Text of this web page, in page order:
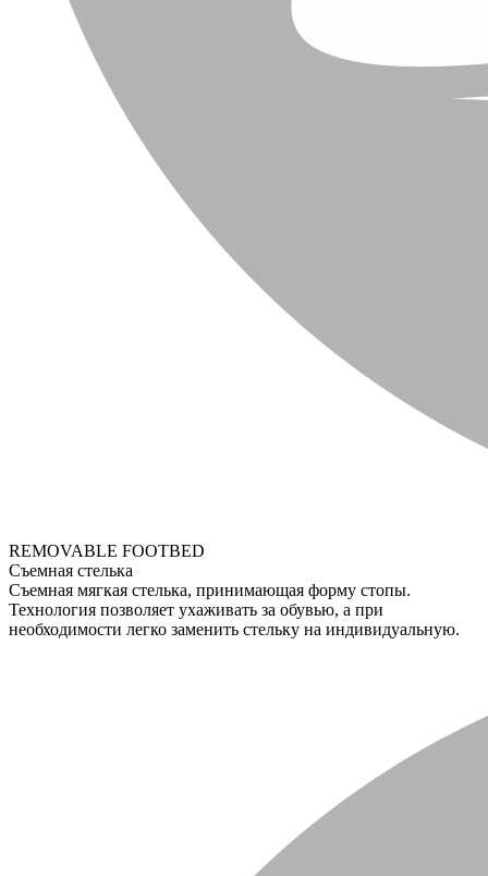
REMOVABLE FOOTBED
Съемная стелька
Съемная мягкая стелька, принимающая форму стопы.
Технология позволяет ухаживать за обувью, а при
необходимости легко заменить стельку на индивидуальную.